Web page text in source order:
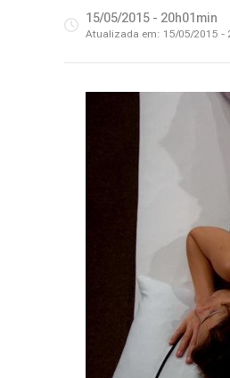
15/05/2015 - 20h01min
Atualizada em: 15/05/2015 -